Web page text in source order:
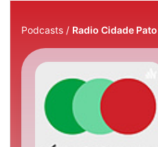
Podcasts Radio Cidade